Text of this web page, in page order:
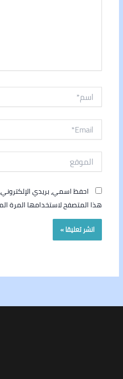
اسم*
Email*
الموقع
احفظ اسمي، بريدي
هذا المتصفح لاستخدامها المرة